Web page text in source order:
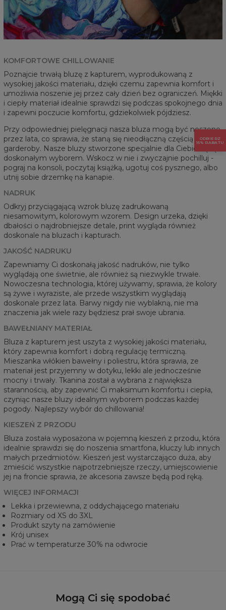
KOMFORTOWE CHILLOWANIE
Poznajcie trwałą bluzę z kapturem, wyprodukowaną z
wysokiej jakości materiału, dzięki czemu zapewnia komfort i
umożliwia noszenie jej przez cały dzień bez ograniczeń. Miękki
i ciepły materiał idealnie sprawdzi się podczas spokojnego dnia
i zapewni poczucie komfortu, gdziekolwiek pójdziesz.
Przy odpowiedniej pielęgnacji nasza bluza mogą być noszone
przez lata, co sprawia, że staną się nieodłączną częścią Twojej
garderoby. Nasze bluzy stworzone specjalnie dla Ciebie będą
doskonałym wyborem. Wskocz w nie i zwyczajnie pochilluj -
pograj na konsoli, poczytaj książką, ugotuj coś pysznego, albo
utnij sobie drzemkę na kanapie.
NADRUK
Odkryj przyciągającą wzrok bluzę zadrukowaną
niesamowitym, kolorowym wzorem. Design urzeka, dzięki
dbałości o najdrobniejsze detale, print wygląda również
doskonale na bluzach i kapturach.
JAKOŚĆ NADRUKU
Zapewniamy Ci doskonałą jakość nadruków, nie tylko
wyglądają one świetnie, ale również są niezwykle trwałe.
Nowoczesna technologia, której używamy, sprawia, że kolory
są żywe i wyraziste, ale przede wszystkim wyglądają
doskonale przez lata. Barwy nigdy nie wyblakną, nie ma
znaczenia jak wiele razy będziesz prał swoje ubrania.
BAWEŁNIANY MATERIAŁ
Bluza z kapturem jest uszyta z wysokiej jakości materiału,
który zapewnia komfort i dobrą regulację termiczną.
Mieszanka włókien bawełny i poliestru, która sprawia, ze
materiał jest przyjemny w dotyku, lekki ale jednocześnie
mocny i trwały. Tkanina został a wybrana z największa
starannością, aby zapewnić Ci maksimum komfortu i ciepła,
czyniąc nasze bluzy idealnym wyborem podczas każdej
pogody. Najlepszy wybór do chillowania!
KIESZEŃ Z PRZODU
Bluza została wyposażona w pojemną kieszeń z przodu, która
idealnie sprawdzi się do noszenia smartfona, kluczy lub innych
małych przedmiotów. Kieszeń jest wystarczająco duża, aby
zmieścić wszystkie najpotrzebniejsze rzeczy, umiejscowienie
jej na froncie sprawia, że akcesoria zawsze będą pod ręką.
WIĘCEJ INFORMACJI
Lekka i przewiewna, z oddychającego materiału
Rozmiary od XS do 3XL
Produkt szyty na zamówienie
Krój unisex
Prać w temperaturze 30% na odwrocie
Mogą Ci się spodobać
ODBIERZ
15% RABATU